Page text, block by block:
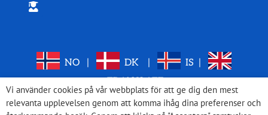
NO DK IS
TRANSLATE
Vi använder cookies på vår webbplats för att ge dig den mest
relevanta upplevelsen genom att komma ihåg dina preferenser och